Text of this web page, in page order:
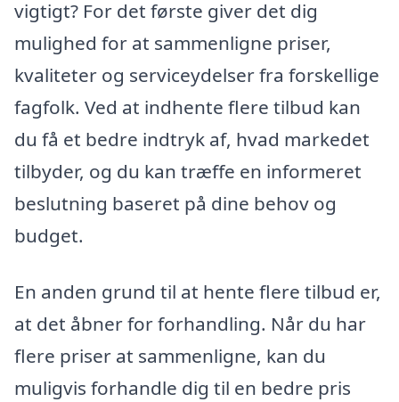
vigtigt? For det første giver det dig
mulighed for at sammenligne priser,
kvaliteter og serviceydelser fra forskellige
fagfolk. Ved at indhente flere tilbud kan
du få et bedre indtryk af, hvad markedet
tilbyder, og du kan træffe en informeret
beslutning baseret på dine behov og
budget.
En anden grund til at hente flere tilbud er,
at det åbner for forhandling. Når du har
flere priser at sammenligne, kan du
muligvis forhandle dig til en bedre pris